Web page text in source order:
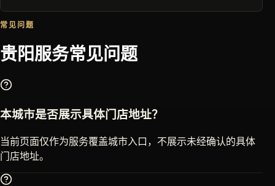
常见问题
贵阳服务常见问题
本城市是否展示具体门店地址？
当前页面仅作为服务覆盖城市入口，不展示未经确认的具体
门店地址。